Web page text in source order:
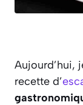
Aujourd’hui,
recette d’